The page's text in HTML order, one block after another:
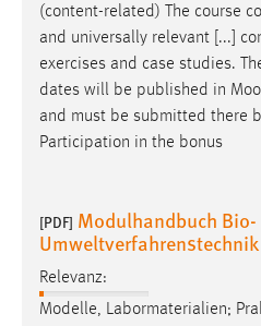
(content-related) The course
and universally relevant [...]
exercises and case studies.
dates will be published in
and must be submitted there
Participation in the bonus
[PDF] Modulhandbuch Bio-
Umweltverfahrenstechnik
Relevanz:
Modelle, Labormaterialien;